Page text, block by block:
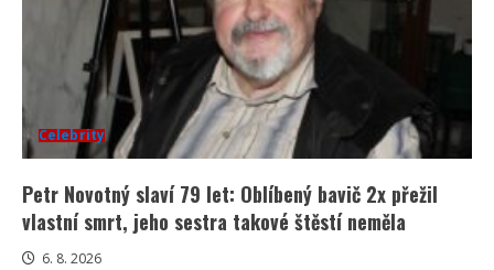
Celebrity
Petr Novotný slaví 79 let: Oblíbený bavič 2x přežil
vlastní smrt, jeho sestra takové štěstí neměla
6. 8. 2026